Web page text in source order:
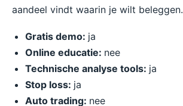
aandeel vindt waarin je wilt beleggen.
Gratis demo: ja
Online educatie: nee
Technische analyse tools: ja
Stop loss: ja
Auto trading: nee